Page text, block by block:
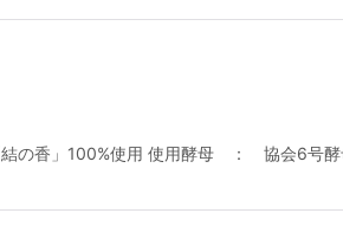
の香」100%使用 使用酵母 ： 協会6号